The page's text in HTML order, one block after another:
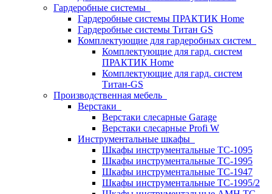
Гардеробные системы
Гардеробные системы ПРАКТИК Home
Гардеробные системы Титан GS
Комплектующие для гардеробных систем
Комплектующие для гард. систем
ПРАКТИК Home
Комплектующие для гард. систем
Титан-GS
Производственная мебель
Верстаки
Верстаки слесарные Garage
Верстаки слесарные Profi W
Инструментальные шкафы
Шкафы инструментальные TC-1095
Шкафы инструментальные TC-1995
Шкафы инструментальные TC-1947
Шкафы инструментальные TC-1995/2